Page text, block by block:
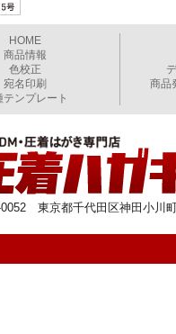
HOME
商品情報
色校正
宛名印刷
テンプレート
商品
東京都千代田区神田小川